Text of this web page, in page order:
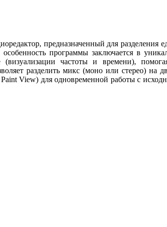
предназначенный для
программы заключается в
частоты и времени),
разделить микс (моно или стерео)
View) для одновременной работы с